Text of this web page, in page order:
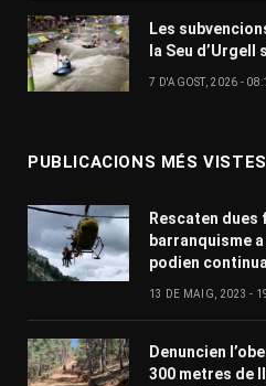
Les
la Seu
7 D'AGOST, 2026 -
PUBLICACIONS MÉS VISTES
Rescaten dues
barranquisme
podien
13 DE MAIG, 2023 -
Denuncien
300 metres de